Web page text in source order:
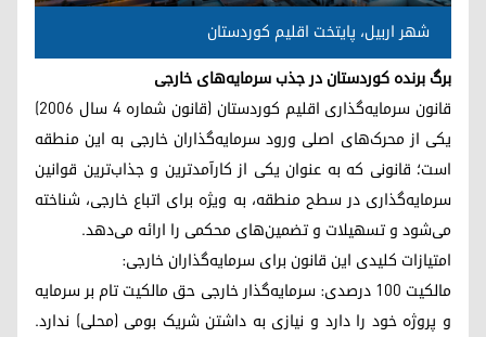
شهر اربیل، پایتخت اقلیم کوردستان
برگ برنده کوردستان در جذب سرمایه‌های خارجی
قانون سرمایه‌گذاری اقلیم کوردستان (قانون شماره ۴ سال ۲۰۰۶)
یکی از محرک‌های اصلی ورود سرمایه‌گذاران خارجی به این منطقه
است؛ قانونی که به عنوان یکی از کارآمدترین و جذاب‌ترین قوانین
سرمایه‌گذاری در سطح منطقه، به ویژه برای اتباع خارجی، شناخته
می‌شود و تسهیلات و تضمین‌های محکمی را ارائه می‌دهد.
امتیازات کلیدی این قانون برای سرمایه‌گذاران خارجی:
مالکیت ۱۰۰ درصدی: سرمایه‌گذار خارجی حق مالکیت تام بر سرمایه
و پروژه خود را دارد و نیازی به داشتن شریک بومی (محلی) ندارد.